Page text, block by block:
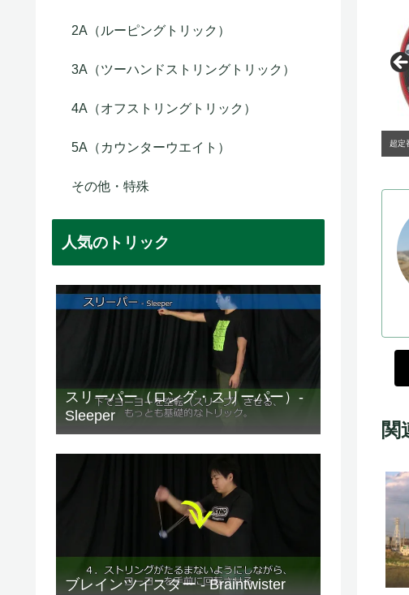
お得な両手用『2ハンドルーピング』セット 超定番の世界チャンピオンモデ
関
2A（ルーピングトリック）
3A（ツーハンドストリングトリック）
4A（オフストリングトリック）
5A（カウンターウエイト）
その他・特殊
人気のトリック
スリーパー（ロング・スリーパー）-
Sleeper
ブレインツイスター - Braintwister